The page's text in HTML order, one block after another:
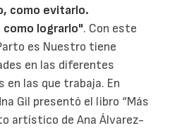
como evitarlo.
lograrlo". Con este
es Nuestro tiene
en las diferentes
en las que trabaja. En
Gil presentó el libro “Más
artístico de Ana Álvarez-